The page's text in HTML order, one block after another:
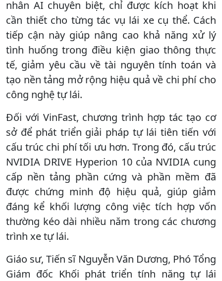
nhân AI chuyên biệt, chỉ được kích hoạt khi
cần thiết cho từng tác vụ lái xe cụ thể. Cách
tiếp cận này giúp nâng cao khả năng xử lý
tình huống trong điều kiện giao thông thực
tế, giảm yêu cầu về tài nguyên tính toán và
tạo nền tảng mở rộng hiệu quả về chi phí cho
công nghệ tự lái.
Đối với VinFast, chương trình hợp tác tạo cơ
sở để phát triển giải pháp tự lái tiên tiến với
cấu trúc chi phí tối ưu hơn. Trong đó, cấu trúc
NVIDIA DRIVE Hyperion 10 của NVIDIA cung
cấp nền tảng phần cứng và phần mềm đã
được chứng minh độ hiệu quả, giúp giảm
đáng kể khối lượng công việc tích hợp vốn
thường kéo dài nhiều năm trong các chương
trình xe tự lái.
Giáo sư, Tiến sĩ Nguyễn Văn Dương, Phó Tổng
Giám đốc Khối phát triển tính năng tự lái